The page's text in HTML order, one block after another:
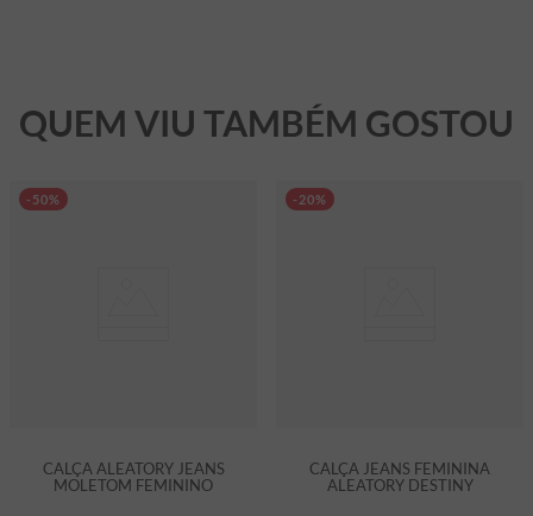
QUEM VIU TAMBÉM GOSTOU
-50%
CALÇA ALEATORY JEANS
MOLETOM FEMININO
-20%
CALÇA JEANS FEMININA
ALEATORY DESTINY